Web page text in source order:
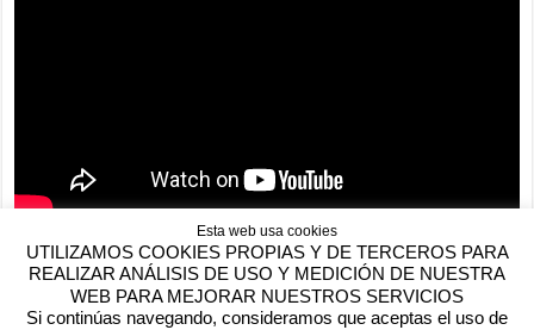
Esta web usa cookies
UTILIZAMOS COOKIES PROPIAS Y DE TERCEROS PARA
REALIZAR ANÁLISIS DE USO Y MEDICIÓN DE NUESTRA
WEB PARA MEJORAR NUESTROS SERVICIOS
Si continúas navegando, consideramos que aceptas el uso de